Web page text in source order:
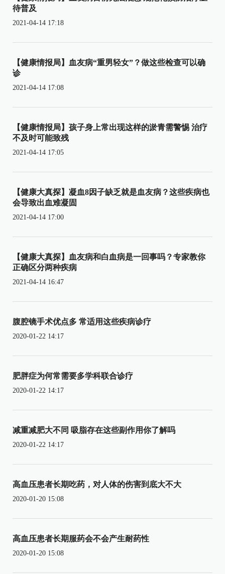
待普及
2021-04-14 17:18
【健康情报局】血友病“重男轻女”？做这些检查可以确
诊
2021-04-14 17:08
【健康情报局】孩子身上常出现这样的淤青需警惕 治疗
不及时可能致残
2021-04-14 17:05
【健康大真探】凝血8因子缺乏就是血友病？这些疾病也
会导致出血难凝固
2021-04-14 17:00
【健康大真探】血友病和白血病是一回事吗？专家教你
正确区分两种疾病
2021-04-14 16:47
腹腔镜手术优点多 常适用这些疾病诊疗
2020-01-22 14:17
肥胖症为何常需要多学科联合诊疗
2020-01-22 14:17
减重减肥大不同 吸脂存在这些副作用你了解吗
2020-01-22 14:17
高血压患者长期吃药，对人体的伤害到底大不大
2020-01-20 15:08
高血压患者长期服药会不会产生耐药性
2020-01-20 15:08